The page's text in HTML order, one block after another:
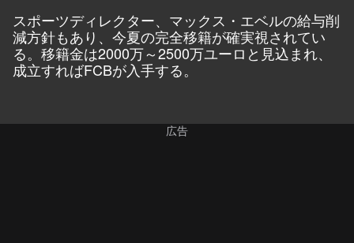
スポーツディレクター、マックス・エベルの給与削
減方針もあり、今夏の完全移籍が確実視されてい
る。移籍金は2000万～2500万ユーロと見込まれ、
成立すればFCBが入手する。